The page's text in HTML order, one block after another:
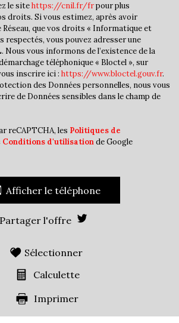
36 240
locataires)
31,78 %
de 25 ans
de 55 ans
2 enfants
le sitehttps://cnil.fr/frpour plus
droits. Si vous estimez, après avoir
que vos droits « Informatique et
respectés, vous pouvez adresser une
Nous vous informons de l’existence de la
téléphonique « Bloctel », sur
inscrire ici : https://www.bloctel.gouv.fr.
des Données personnelles, nous vous
de Données sensibles dans le champ de
reCAPTCHA, les Politiques de
Conditions d'utilisationde Google
Afficher le téléphone
Partager l'offre
Sélectionner
Calculette
Imprimer